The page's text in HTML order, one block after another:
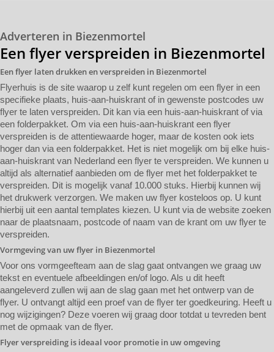
Adverteren in Biezenmortel
Een flyer verspreiden in Biezenmortel
Een flyer laten drukken en verspreiden in Biezenmortel
Flyerhuis is de site waarop u zelf kunt regelen om een flyer in een
specifieke plaats, huis-aan-huiskrant of in gewenste postcodes uw
flyer te laten verspreiden. Dit kan via een huis-aan-huiskrant of via
een folderpakket. Om via een huis-aan-huiskrant een flyer
verspreiden is de attentiewaarde hoger, maar de kosten ook iets
hoger dan via een folderpakket. Het is niet mogelijk om bij elke huis-
aan-huiskrant van Nederland een flyer te verspreiden. We kunnen u
altijd als alternatief aanbieden om de flyer met het folderpakket te
verspreiden. Dit is mogelijk vanaf 10.000 stuks. Hierbij kunnen wij
het drukwerk verzorgen. We maken uw flyer kosteloos op. U kunt
hierbij uit een aantal templates kiezen. U kunt via de website zoeken
naar de plaatsnaam, postcode of naam van de krant om uw flyer te
verspreiden.
Vormgeving van uw flyer in Biezenmortel
Voor ons vormgeefteam aan de slag gaat ontvangen we graag uw
tekst en eventuele afbeeldingen en/of logo. Als u dit heeft
aangeleverd zullen wij aan de slag gaan met het ontwerp van de
flyer. U ontvangt altijd een proef van de flyer ter goedkeuring. Heeft u
nog wijzigingen? Deze voeren wij graag door totdat u tevreden bent
met de opmaak van de flyer.
Flyer verspreiding is ideaal voor promotie in uw omgeving